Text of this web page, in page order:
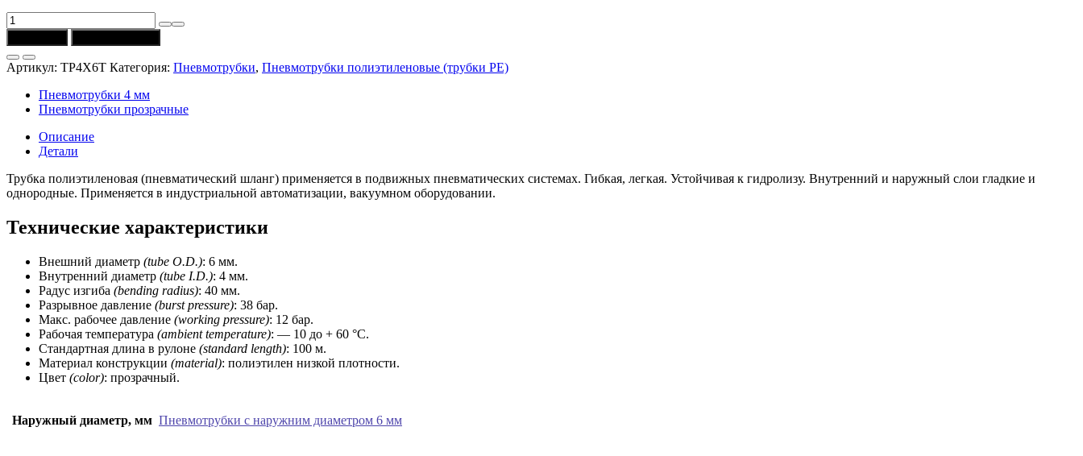
Количество
товара
Трубка
TP4X6T
(Univer)
полиэтиленовая
прозрачная
Артикул: TP4X6T Категория: Пневмотрубки, Пневмотрубки полиэтиленовые (трубки PE)
Пневмотрубки 4 мм
Пневмотрубки прозрачные
Описание
Детали
Трубка полиэтиленовая (пневматический шланг) применяется в подвижных пневматических системах. Гибкая, легкая. Устойчивая к гидролизу. Внутренний и наружный слои гладкие и
однородные. Применяется в индустриальной автоматизации, вакуумном оборудовании.
Технические характеристики
Внешний диаметр (tube O.D.): 6 мм.
Внутренний диаметр (tube I.D.): 4 мм.
Радус изгиба (bending radius): 40 мм.
Разрывное давление (burst pressure): 38 бар.
Макс. рабочее давление (working pressure): 12 бар.
Рабочая температура (ambient temperature): — 10 до + 60 °C.
Стандартная длина в рулоне (standard length): 100 м.
Материал конструкции (material): полиэтилен низкой плотности.
Цвет (color): прозрачный.
Наружный диаметр, мм Пневмотрубки с наружним диаметром 6 мм